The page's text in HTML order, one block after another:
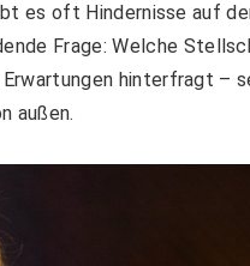
es oft Hindernisse auf
Frage: Welche
hinterfragt –
außen.